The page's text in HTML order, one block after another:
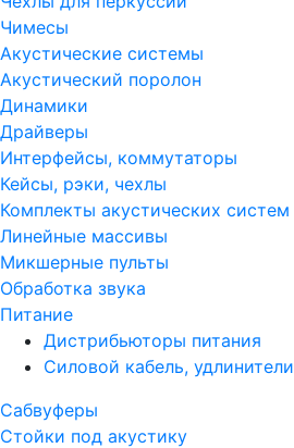
Чимесы
Акустические системы
Акустический поролон
Динамики
Драйверы
Интерфейсы, коммутаторы
Кейсы, рэки, чехлы
Комплекты акустических систем
Линейные массивы
Микшерные пульты
Обработка звука
Питание
Дистрибьюторы питания
Силовой кабель, удлинители
Сабвуферы
Стойки под акустику